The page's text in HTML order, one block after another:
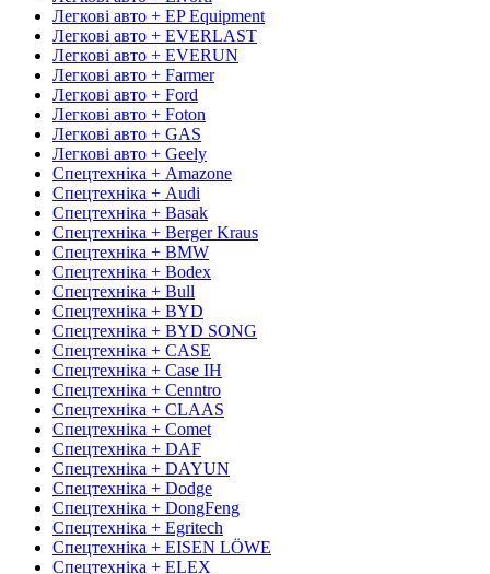
Легкові авто + EP Equipment
Легкові авто + EVERLAST
Легкові авто + EVERUN
Легкові авто + Farmer
Легкові авто + Ford
Легкові авто + Foton
Легкові авто + GAS
Легкові авто + Geely
Спецтехніка + Amazone
Спецтехніка + Audi
Спецтехніка + Basak
Спецтехніка + Berger Kraus
Спецтехніка + BMW
Спецтехніка + Bodex
Спецтехніка + Bull
Спецтехніка + BYD
Спецтехніка + BYD SONG
Спецтехніка + CASE
Спецтехніка + Case IH
Спецтехніка + Cenntro
Спецтехніка + CLAAS
Спецтехніка + Comet
Спецтехніка + DAF
Спецтехніка + DAYUN
Спецтехніка + Dodge
Спецтехніка + DongFeng
Спецтехніка + Egritech
Спецтехніка + EISEN LÖWE
Спецтехніка + ELEX